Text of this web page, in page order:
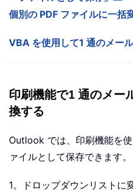
個別の PDF ファイルに一括
VBA を使用して1 通のメー
印刷機能で1 通のメー
換する
Outlook では、印刷機能を
ァイルとして保存できます。
1。ドロップダウンリストに